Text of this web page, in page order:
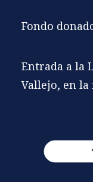
Fondo
Entrada a la
Vallejo, en la